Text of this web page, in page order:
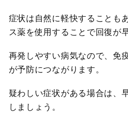
症状は自然に軽快することも
ス薬を使用することで回復が
再発しやすい病気なので、免
が予防につながります。
疑わしい症状がある場合は、
しましょう。